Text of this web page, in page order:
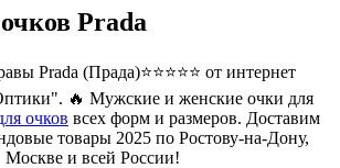
Prada
Prada (Прада)⭐⭐⭐⭐⭐ от интернет
🔥 Мужские и женские очки для
очков всех форм и размеров. Доставим
товары 2025 по Ростову-на-Дону,
Москве и всей России!